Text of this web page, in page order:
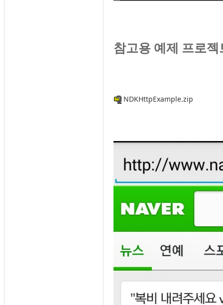
참고용 예제 프로젝
NDKHttpExample.zip